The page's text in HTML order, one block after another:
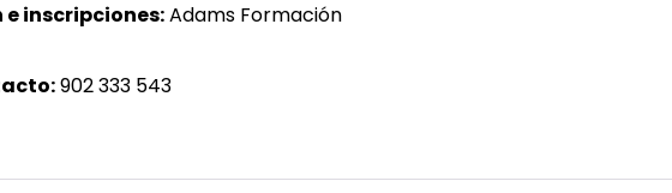
inscripciones:Adams Formación
902 333 543